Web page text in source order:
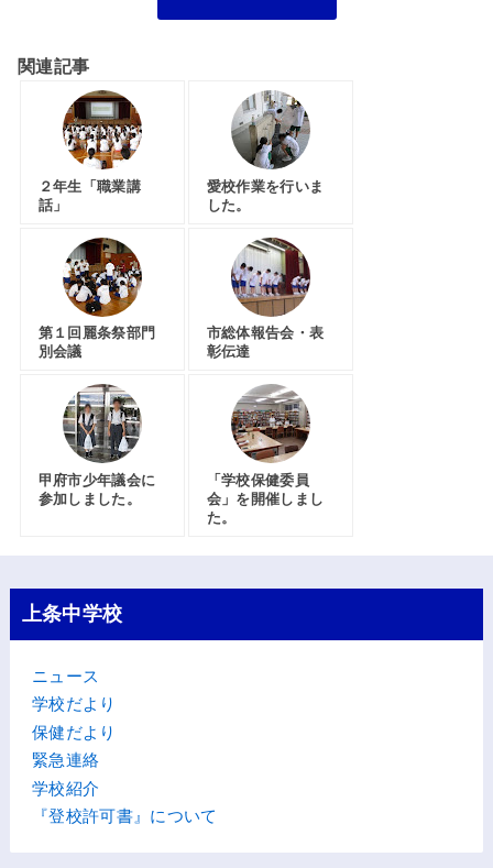
関連記事
２年生「職業講
話」
愛校作業を行いま
した。
第１回麗条祭部門
別会議
市総体報告会・表
彰伝達
甲府市少年議会に
参加しました。
「学校保健委員
会」を開催しまし
た。
上条中学校
ニュース
学校だより
保健だより
緊急連絡
学校紹介
『登校許可書』について